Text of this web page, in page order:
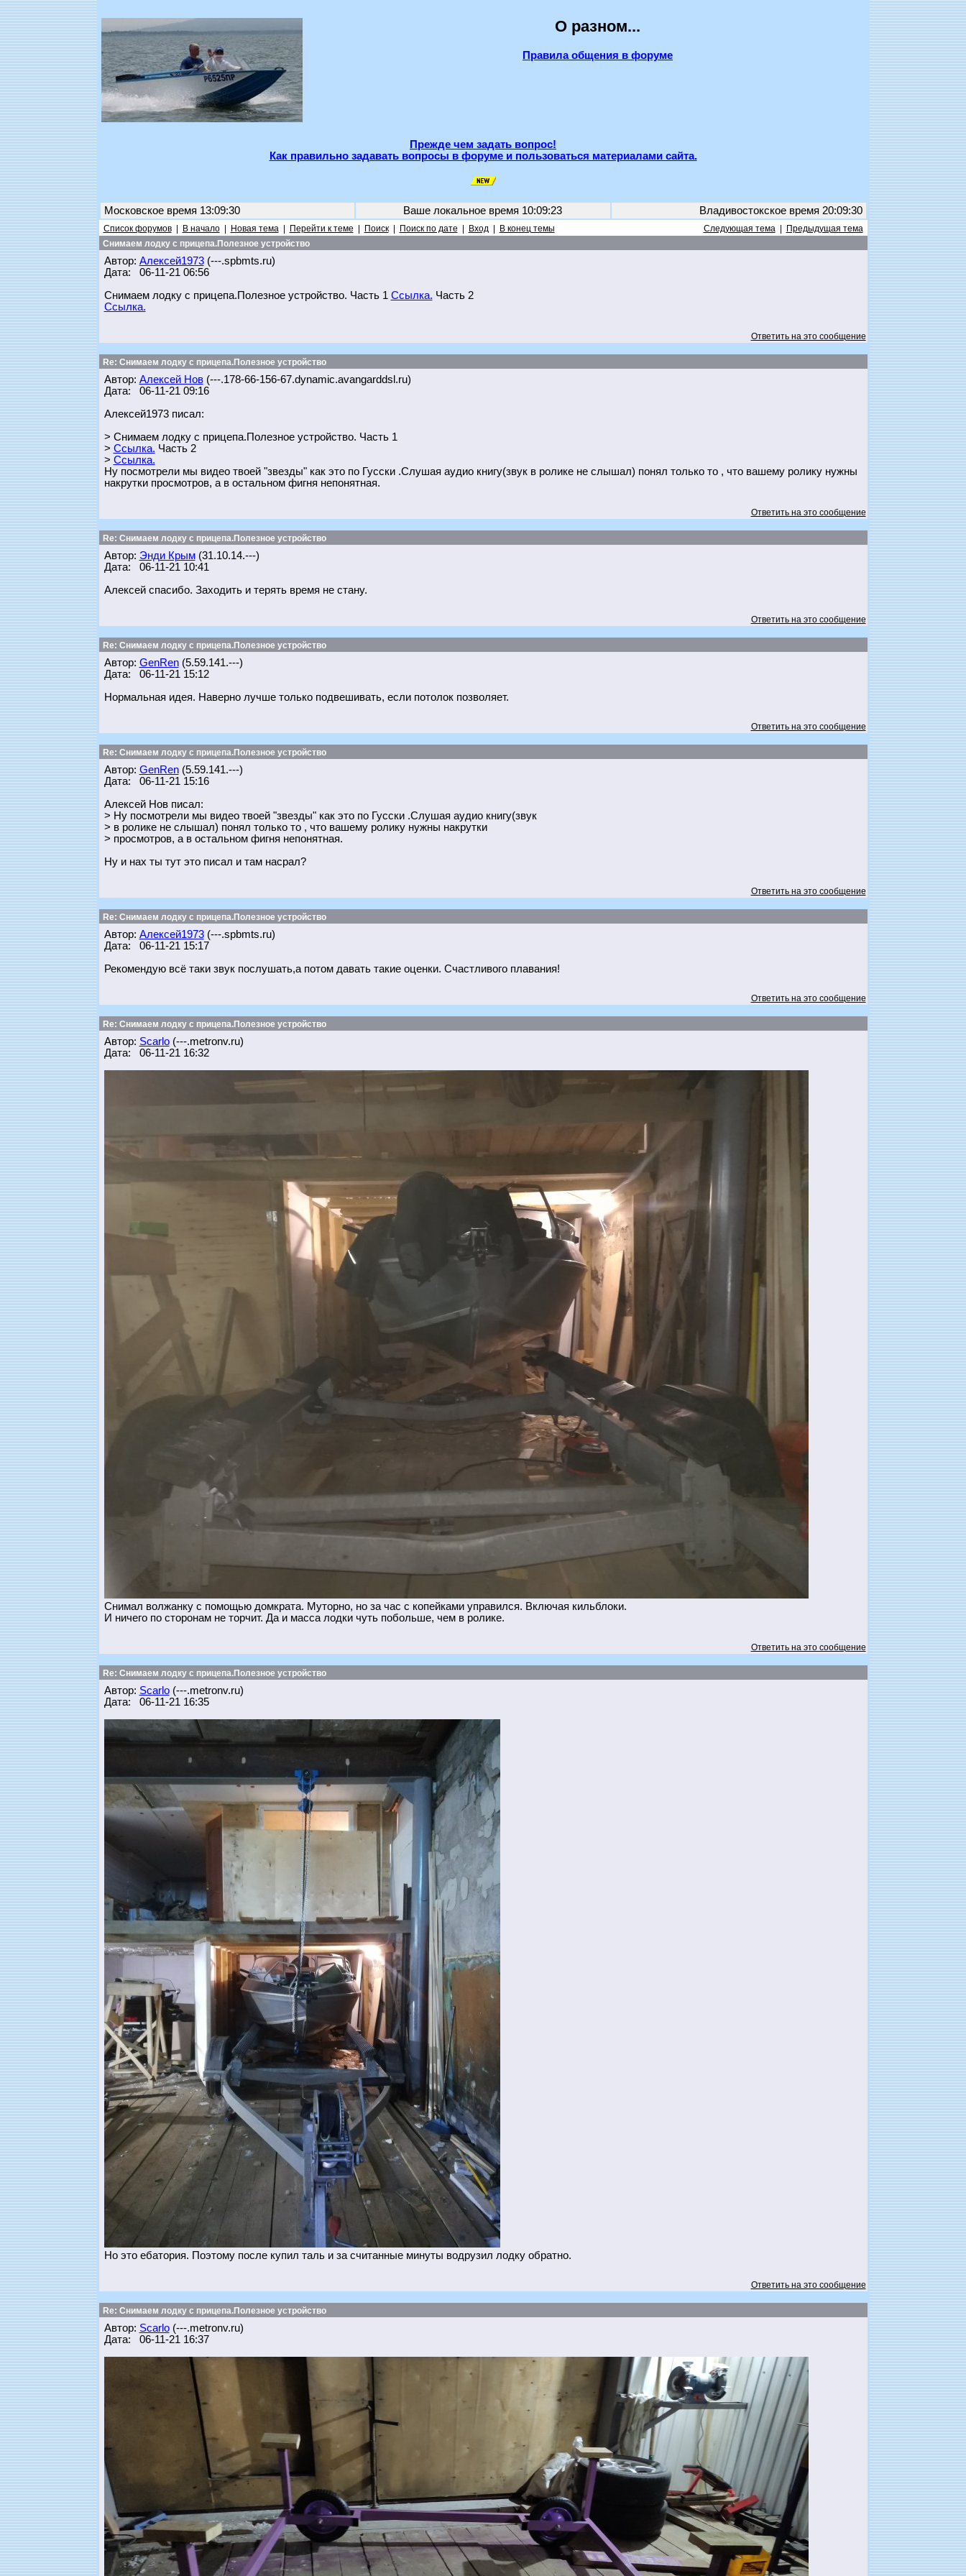
О разном...
Правила общения в форуме
Прежде чем задать вопрос!
Как правильно задавать вопросы в форуме и пользоваться материалами сайта.
Московское время 13:09:30 Ваше локальное время 10:09:23 Владивостокское время 20:09:30
Список форумов| В начало| Новая тема| Перейти к теме Поиск| Поиск по дате Вход| В конец темы Следующая тема|
Предыдущая тема
Снимаем лодку с прицепа.Полезное устройство
Автор: Алексей1973(---.spbmts.ru)
Дата: 06-11-21 06:56
Снимаем лодку с прицепа.Полезное устройство. Часть 1 Ссылка. Часть 2
Ссылка.
Ответить на это сообщение
Re: Снимаем лодку с прицепа.Полезное устройство
Автор: Алексей Нов(---.178-66-156-67.dynamic.avangarddsl.ru)
Дата: 06-11-21 09:16
Алексей1973 писал:
> Снимаем лодку с прицепа.Полезное устройство. Часть 1
> Ссылка. Часть 2
> Ссылка.
Ну посмотрели мы видео твоей "звезды" как это по Гусски .Слушая аудио книгу(звук в ролике не слышал) понял только то , что вашему ролику нужны
накрутки просмотров, а в остальном фигня непонятная.
Ответить на это сообщение
Re: Снимаем лодку с прицепа.Полезное устройство
Автор: Энди Крым(31.10.14.---)
Дата: 06-11-21 10:41
Алексей спасибо. Заходить и терять время не стану.
Ответить на это сообщение
Re: Снимаем лодку с прицепа.Полезное устройство
Автор: GenRen(5.59.141.---)
Дата: 06-11-21 15:12
Нормальная идея. Наверно лучше только подвешивать, если потолок позволяет.
Ответить на это сообщение
Re: Снимаем лодку с прицепа.Полезное устройство
Автор: GenRen(5.59.141.---)
Дата: 06-11-21 15:16
Алексей Нов писал:
> Ну посмотрели мы видео твоей "звезды" как это по Гусски .Слушая аудио книгу(звук
> в ролике не слышал) понял только то , что вашему ролику нужны накрутки
> просмотров, а в остальном фигня непонятная.
Ну и нах ты тут это писал и там насрал?
Ответить на это сообщение
Re: Снимаем лодку с прицепа.Полезное устройство
Автор: Алексей1973(---.spbmts.ru)
Дата: 06-11-21 15:17
Рекомендую всё таки звук послушать,а потом давать такие оценки. Счастливого плавания!
Ответить на это сообщение
Re: Снимаем лодку с прицепа.Полезное устройство
Автор: Scarlo(---.metronv.ru)
Дата: 06-11-21 16:32
Снимал волжанку с помощью домкрата. Муторно, но за час с копейками управился. Включая кильблоки.
И ничего по сторонам не торчит. Да и масса лодки чуть побольше, чем в ролике.
Ответить на это сообщение
Re: Снимаем лодку с прицепа.Полезное устройство
Автор: Scarlo(---.metronv.ru)
Дата: 06-11-21 16:35
Но это ебатория. Поэтому после купил таль и за считанные минуты водрузил лодку обратно.
Ответить на это сообщение
Re: Снимаем лодку с прицепа.Полезное устройство
Автор: Scarlo(---.metronv.ru)
Дата: 06-11-21 16:37